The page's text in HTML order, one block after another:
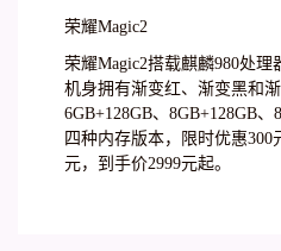
荣耀Magic2
荣耀Magic2搭载麒麟980处理
机身拥有渐变红、渐变黑和
6GB+128GB、8GB+128GB、
四种内存版本，限时优惠300
元，到手价2999元起。